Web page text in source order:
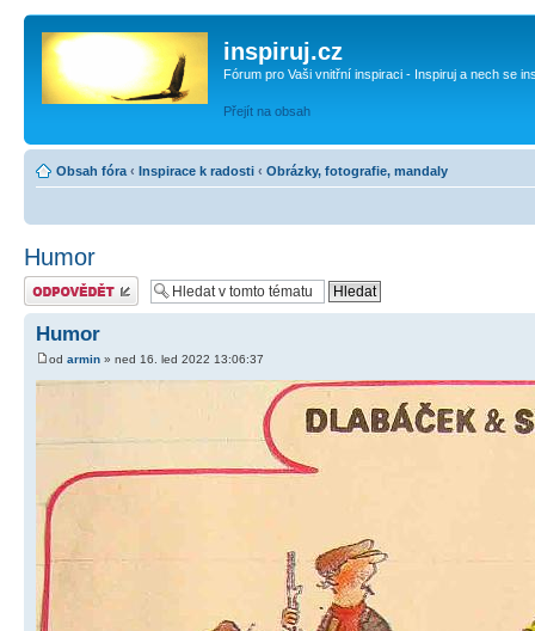
inspiruj.cz
Fórum pro Vaši vnitřní inspiraci - Inspiruj a nech se
Přejít na obsah
Obsah fóra ‹ Inspirace k radosti ‹ Obrázky, fotografie, mandaly
Humor
Odeslat odpověď
Humor
od armin » ned 16. led 2022 13:06:37